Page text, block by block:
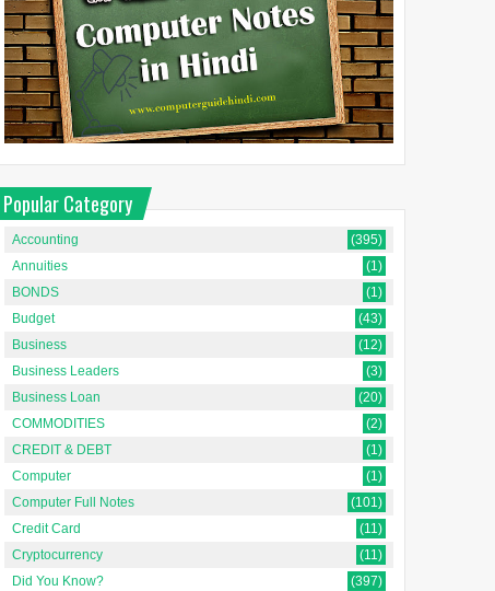
द्वैध प्रशासनिक प्रणाली क्या है ?-
द्वैध प्रशासनिक प्रणाली क्या है ? द्वैध
प्रशासनिक प्रणाली के अन्तर्गत प्रांतीय
विषयों को दो भा...
Popular Category
Accounting
(395)
Annuities
(1)
BONDS
(1)
Budget
(43)
Business
(12)
Business Leaders
(3)
Business Loan
(20)
COMMODITIES
(2)
CREDIT & DEBT
(1)
Computer
(1)
Computer Full Notes
(101)
Credit Card
(11)
Cryptocurrency
(11)
Did You Know?
(397)